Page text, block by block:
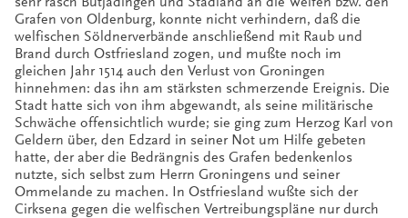
Grafen von Oldenburg, konnte nicht verhindern, daß die
welfischen Söldnerverbände anschließend mit Raub und
Brand durch Ostfriesland zogen, und mußte noch im
gleichen Jahr 1514 auch den Verlust von Groningen
hinnehmen: das ihn am stärksten schmerzende Ereignis. Die
Stadt hatte sich von ihm abgewandt, als seine militärische
Schwäche offensichtlich wurde; sie ging zum Herzog Karl von
Geldern über, den Edzard in seiner Not um Hilfe gebeten
hatte, der aber die Bedrängnis des Grafen bedenkenlos
nutzte, sich selbst zum Herrn Groningens und seiner
Ommelande zu machen. In Ostfriesland wußte sich der
Cirksena gegen die welfischen Vertreibungspläne nur durch